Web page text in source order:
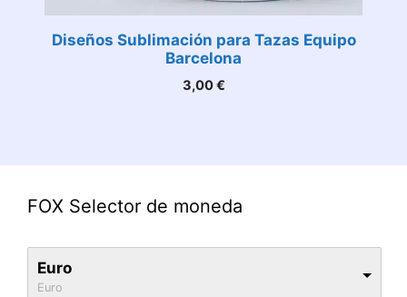
Diseños Sublimación para Tazas Equipo
Barcelona
3,00€
FOX Selector de moneda
Euro
Euro